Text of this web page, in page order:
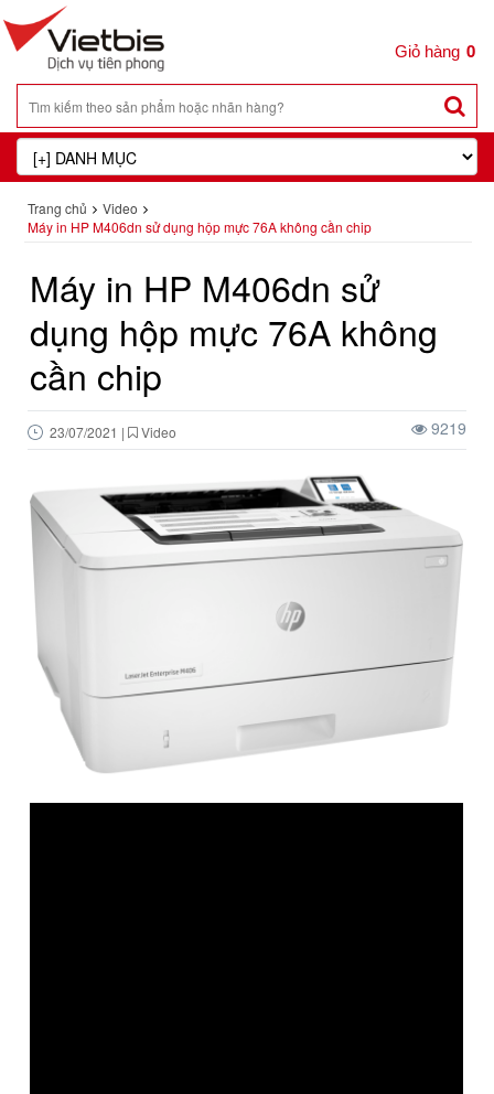
0
Trang chủ
Video
Máy in HP M406dn sử dụng hộp mực 76A không cần chip
Máy in HP M406dn sử
dụng hộp mực 76A không
cần chip
23/07/2021 | Video 9219